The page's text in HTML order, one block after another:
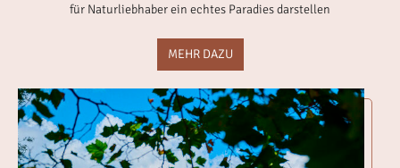
für Naturliebhaber ein echtes Paradies darstellen
MEHR DAZU